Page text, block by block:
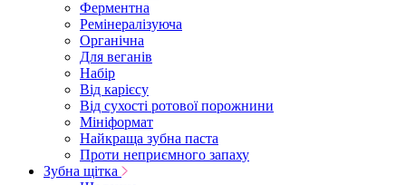
Ферментна
Ремінералізуюча
Органічна
Для веганів
Набір
Від карієсу
Від сухості ротової порожнини
Мініформат
Найкраща зубна паста
Проти неприємного запаху
Зубна щітка